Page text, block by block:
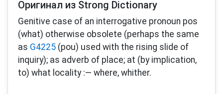
Оригинал из Strong Dictionary
Genitive case of an interrogative pronoun pos
(what) otherwise obsolete (perhaps the same
as G4225 (pou) used with the rising slide of
inquiry); as adverb of place; at (by implication,
to) what locality :— where, whither.